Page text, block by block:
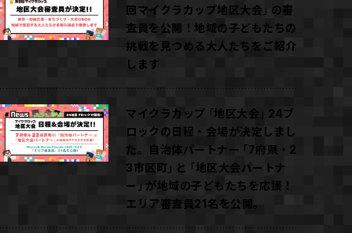
回マイクラカップ地区大会」の審
査員を公開！地域の子どもたちの
挑戦を見つめる大人たちをご紹介
します
マイクラカップ「地区大会」24ブ
ロックの日程・会場が決定しまし
た。自治体パートナー「7府県・2
3市区町」と「地区大会パートナ
ー」が地域の子どもたちを応援！
エリア審査員21名を公開。